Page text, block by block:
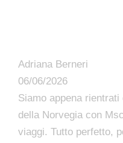
Adriana Berneri
06/06/2026
Siamo appena
della Norvegia con
viaggi. Tutto perfetto,